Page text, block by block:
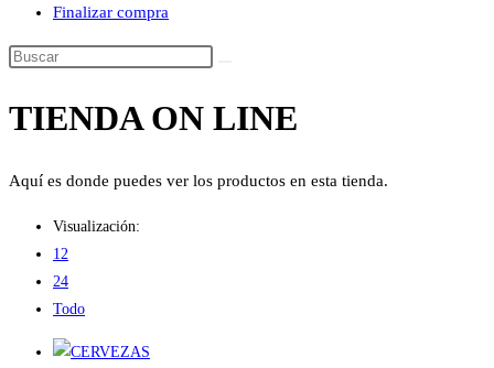
Finalizar compra
Buscar
esta
TIENDA ON LINE
Aquí es donde puedes ver los productos en esta tienda.
Visualización:
12
24
Todo